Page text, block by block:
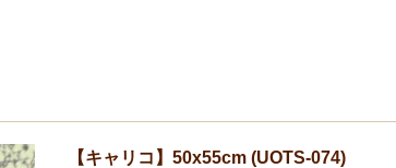
【キャリコ】50x55cm (UOTS-074)